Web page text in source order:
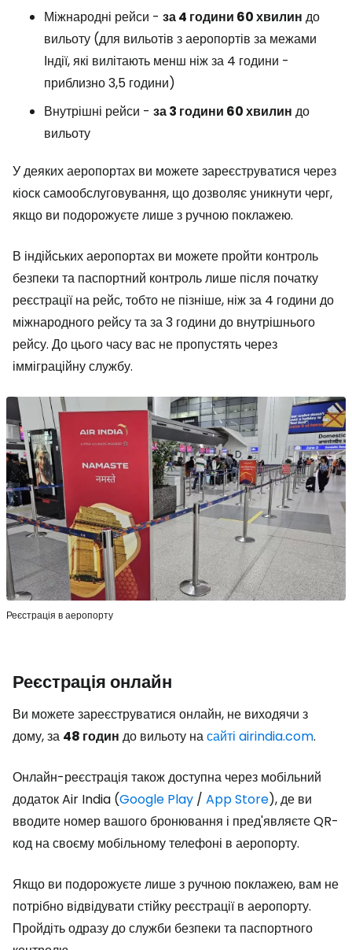
Міжнародні рейси - за 4 години 60 хвилин до
вильоту (для вильотів з аеропортів за межами
Індії, які вилітають менш ніж за 4 години -
приблизно 3,5 години)
Внутрішні рейси - за 3 години 60 хвилин до
вильоту
У деяких аеропортах ви можете зареєструватися через
кіоск самообслуговування, що дозволяє уникнути черг,
якщо ви подорожуєте лише з ручною поклажею.
В індійських аеропортах ви можете пройти контроль
безпеки та паспортний контроль лише після початку
реєстрації на рейс, тобто не пізніше, ніж за 4 години до
міжнародного рейсу та за 3 години до внутрішнього
рейсу. До цього часу вас не пропустять через
імміграційну службу.
Реєстрація в аеропорту
Реєстрація онлайн
Ви можете зареєструватися онлайн, не виходячи з
дому, за 48 годин до вильоту насайті airindia.com.
Онлайн-реєстрація також доступна через мобільний
додаток Air India (Google Play / App Store), де ви
вводите номер вашого бронювання і пред'являєте QR-
код на своєму мобільному телефоні в аеропорту.
Якщо ви подорожуєте лише з ручною поклажею, вам не
потрібно відвідувати стійку реєстрації в аеропорту.
Пройдіть одразу до служби безпеки та паспортного